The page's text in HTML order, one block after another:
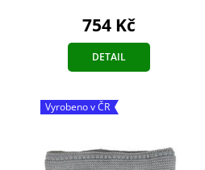
754 Kč
DETAIL
Vyrobeno v ČR